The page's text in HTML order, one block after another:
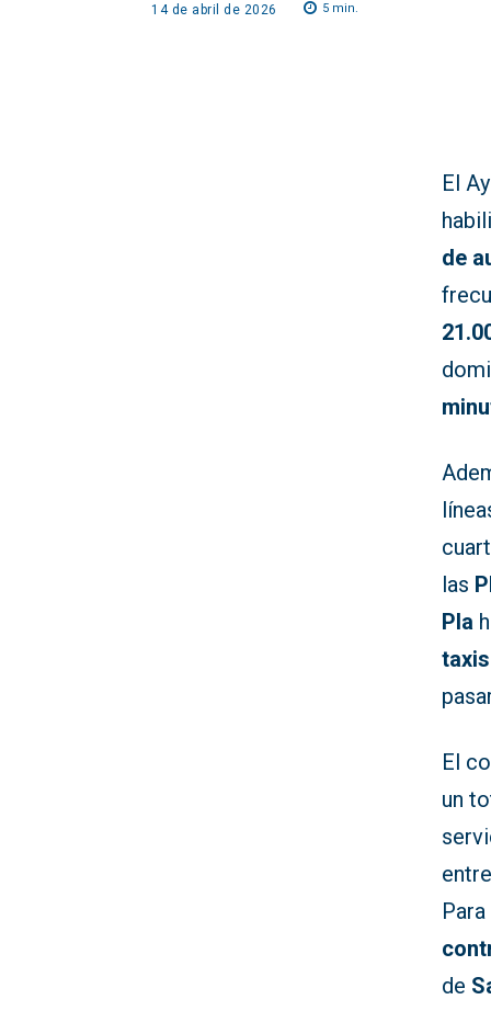
14 de abril de 2026 5min.
El
de
las
Pla
taxis
El
un
de